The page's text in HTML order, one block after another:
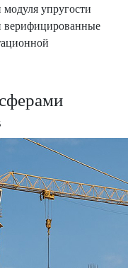
упругости
верифицированные